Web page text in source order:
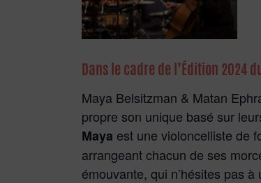
Dans le cadre de l’Édition 2024
Maya Belsitzman & Matan
propre son unique basé sur
Maya est une violoncelliste de
arrangeant chacun de ses
émouvante, qui n’hésites pas